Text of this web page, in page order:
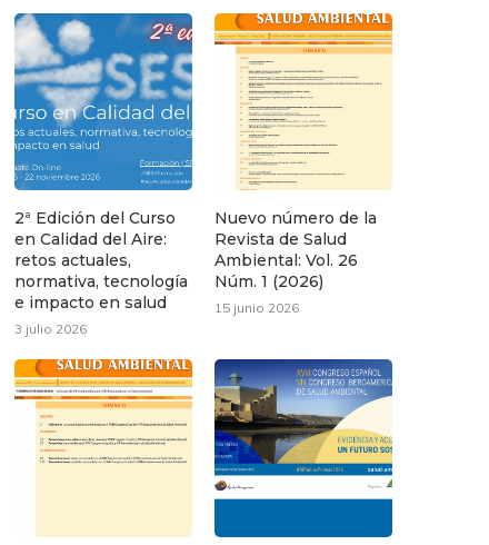
2ª Edición del Curso
en Calidad del Aire:
retos actuales,
normativa, tecnología
e impacto en salud
3 julio 2026
Nuevo número de la
Revista de Salud
Ambiental: Vol. 26
Núm. 1 (2026)
15 junio 2026